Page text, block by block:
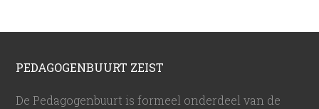
PEDAGOGENBUURT ZEIST
De Pedagogenbuurt is formeel onderdeel van de